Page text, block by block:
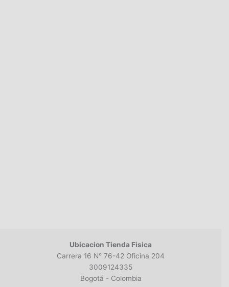
Ubicacion Tienda Fisica
Carrera 16 N° 76-42 Oficina 204
3009124335
Bogotá - Colombia